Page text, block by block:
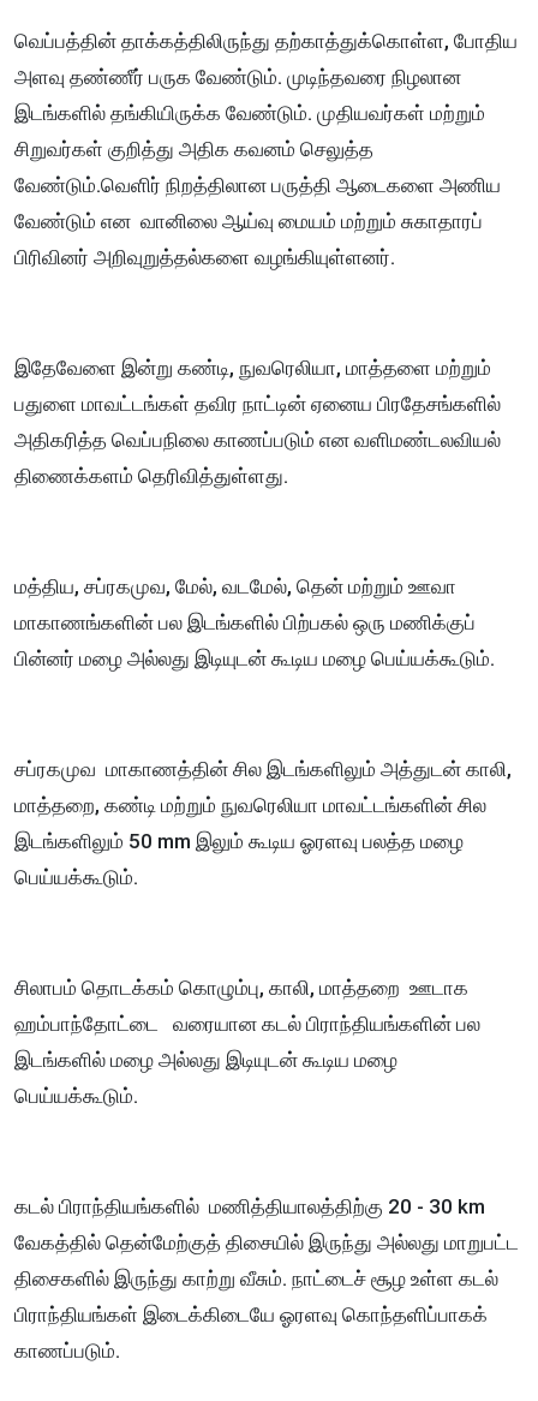
வெப்பத்தின் தாக்கத்திலிருந்து தற்காத்துக்கொள்ள, போதிய
அளவு தண்ணீர் பருக வேண்டும். முடிந்தவரை நிழலான
இடங்களில் தங்கியிருக்க வேண்டும். முதியவர்கள் மற்றும்
சிறுவர்கள் குறித்து அதிக கவனம் செலுத்த
வேண்டும்.வெளிர் நிறத்திலான பருத்தி ஆடைகளை அணிய
வேண்டும் என வானிலை ஆய்வு மையம் மற்றும் சுகாதாரப்
பிரிவினர் அறிவுறுத்தல்களை வழங்கியுள்ளனர்.
இதேவேளை இன்று கண்டி, நுவரெலியா, மாத்தளை மற்றும்
பதுளை மாவட்டங்கள் தவிர நாட்டின் ஏனைய பிரதேசங்களில்
அதிகரித்த வெப்பநிலை காணப்படும் என வளிமண்டலவியல்
திணைக்களம் தெரிவித்துள்ளது.
மத்திய, சப்ரகமுவ, மேல், வடமேல், தென் மற்றும் ஊவா
மாகாணங்களின் பல இடங்களில் பிற்பகல் ஒரு மணிக்குப்
பின்னர் மழை அல்லது இடியுடன் கூடிய மழை பெய்யக்கூடும்.
சப்ரகமுவ மாகாணத்தின் சில இடங்களிலும் அத்துடன் காலி,
மாத்தறை, கண்டி மற்றும் நுவரெலியா மாவட்டங்களின் சில
இடங்களிலும் 50 mm இலும் கூடிய ஓரளவு பலத்த மழை
பெய்யக்கூடும்.
சிலாபம் தொடக்கம் கொழும்பு, காலி, மாத்தறை ஊடாக
ஹம்பாந்தோட்டை வரையான கடல் பிராந்தியங்களின் பல
இடங்களில் மழை அல்லது இடியுடன் கூடிய மழை
பெய்யக்கூடும்.
கடல் பிராந்தியங்களில் மணித்தியாலத்திற்கு 20 - 30 km
வேகத்தில் தென்மேற்குத் திசையில் இருந்து அல்லது மாறுபட்ட
திசைகளில் இருந்து காற்று வீசும். நாட்டைச் சூழ உள்ள கடல்
பிராந்தியங்கள் இடைக்கிடையே ஓரளவு கொந்தளிப்பாகக்
காணப்படும்.